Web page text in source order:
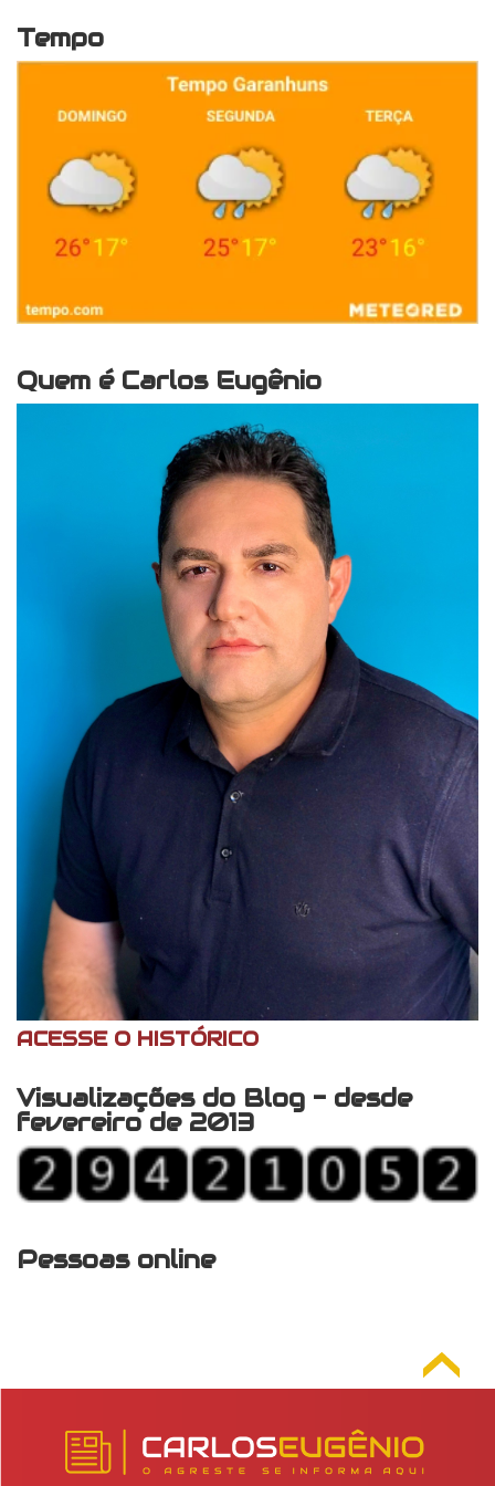
Tempo
Quem é Carlos Eugênio
ACESSE O HISTÓRICO
Visualizações do Blog - desde
fevereiro de 2013
Pessoas online